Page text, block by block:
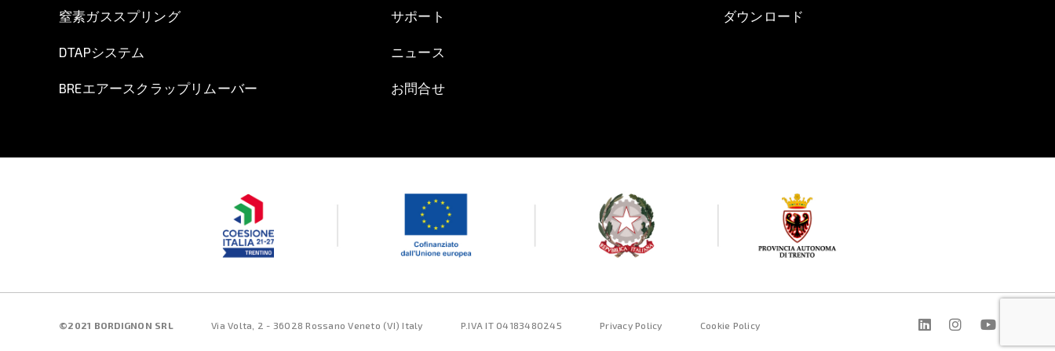
窒素ガススプリング
DTAPシステム
BREエアースクラップリムーバー
サポート
ニュース
お問合せ
ダウンロード
©2021 BORDIGNON SRL Via Volta, 2 - 36028 Rossano Veneto (VI) Italy P.IVA IT 04183480245 Privacy Policy Cookie Policy